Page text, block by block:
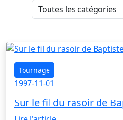
Tournage
1997-11-01
Sur le fil du rasoir de